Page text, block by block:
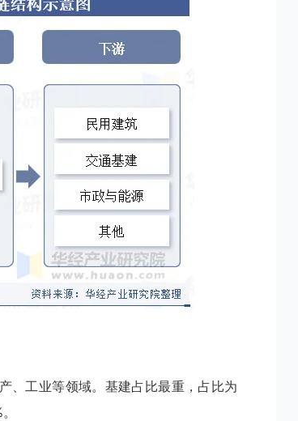
、工业等领域。基建占比最重，占比为